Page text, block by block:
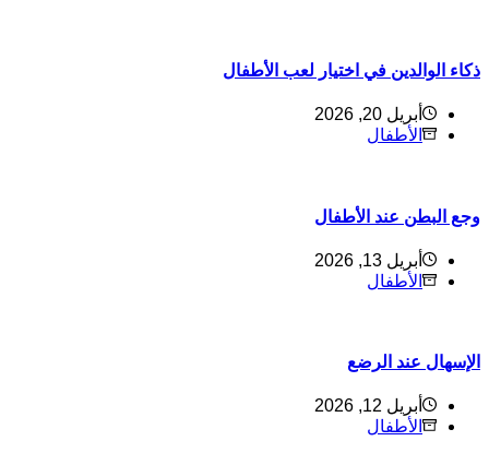
ذكاء الوالدين في اختيار لعب الأطفال
أبريل 20, 2026
الأطفال
وجع البطن عند الأطفال
أبريل 13, 2026
الأطفال
الإسهال عند الرضع
أبريل 12, 2026
الأطفال